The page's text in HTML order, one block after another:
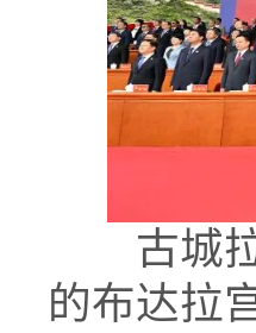
古城
的布达拉